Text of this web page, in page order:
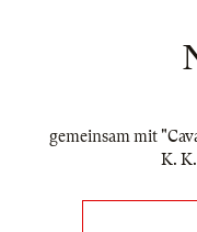
gemeinsam mit
K.